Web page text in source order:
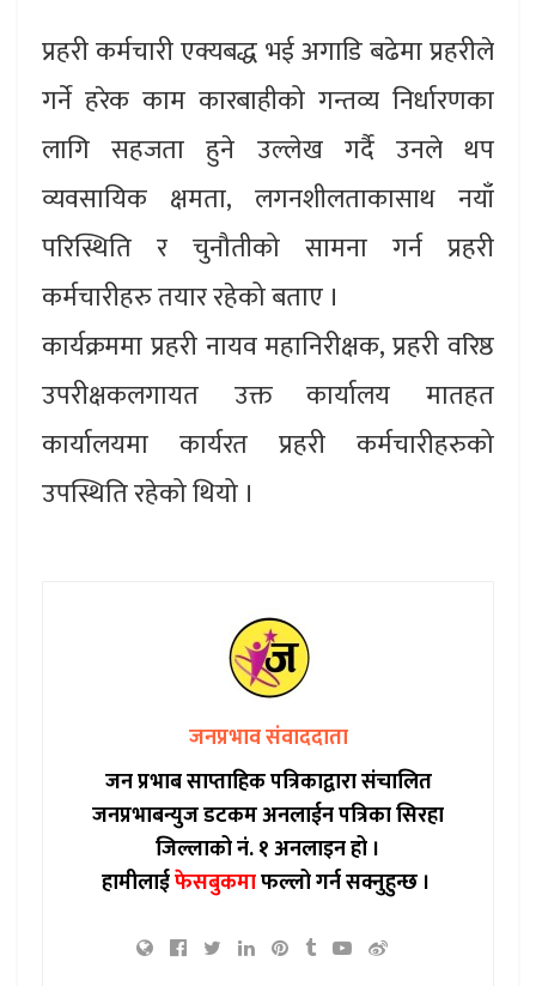
प्रहरी कर्मचारी एक्यबद्ध भई अगाडि बढेमा प्रहरीले
गर्ने हरेक काम कारबाहीको गन्तव्य निर्धारणका
लागि सहजता हुने उल्लेख गर्दै उनले थप
व्यवसायिक क्षमता, लगनशीलताकासाथ नयाँ
परिस्थिति र चुनौतीको सामना गर्न प्रहरी
कर्मचारीहरु तयार रहेको बताए ।
कार्यक्रममा प्रहरी नायव महानिरीक्षक, प्रहरी वरिष्ठ
उपरीक्षकलगायत उक्त कार्यालय मातहत
कार्यालयमा कार्यरत प्रहरी कर्मचारीहरुको
उपस्थिति रहेको थियो ।
जनप्रभाव संवाददाता
जन प्रभाब साप्ताहिक पत्रिकाद्वारा संचालित
जनप्रभाबन्युज डटकम अनलाईन पत्रिका सिरहा
जिल्लाको नं. १ अनलाइन हो ।
हामीलाईफेसबुकमाफल्लो गर्न सक्नुहुन्छ ।